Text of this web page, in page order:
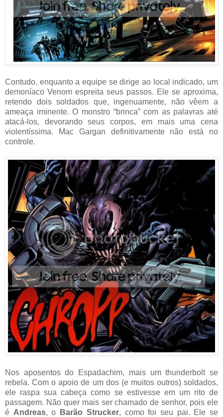
Contudo, enquanto a equipe se dirige ao local indicado, um
demoníaco Venom espreita seus passos. Ele se aproxima,
retendo dois soldados que, ingenuamente, não vêem a
ameaça iminente. O monstro “brinca” com as palavras até
atacá-los, devorando seus corpos, em mais uma cena
violentíssima. Mac Gargan definitivamente não está no
controle.
Nos aposentos do Espadachim, mais um thunderbolt se
rebela. Com o apoio de um dos (e muitos outros) soldados,
ele raspa sua cabeça como se estivesse em um rito de
passagem. Não quer mais ser chamado de senhor, pois ele
é Andreas, o Barão Strucker, como foi seu pai. Ele se